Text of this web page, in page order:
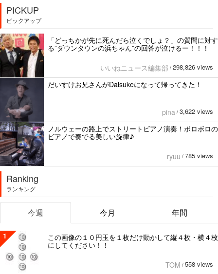
PICKUP
ピックアップ
「どっちかが先に死んだら泣くでしょ？」の質問に対す
る”ダウンタウンの浜ちゃん”の回答が泣けるー！！！
いいねニュース編集部 / 298,826 views
だいすけお兄さんがDaisukeになって帰ってきた！
pina / 3,622 views
ノルウェーの路上でストリートビアノ演奏！ボロボロの
ビアノで奏でる美しい旋律♪
ryuu / 785 views
Ranking
ランキング
今週 今月 年間
1
この画像の１０円玉を１枚だけ動かして縦４枚・横４枚
にしてください！！
TOM / 558 views